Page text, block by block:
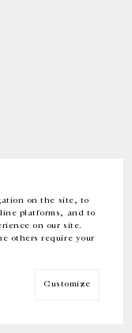
on the site, to
platforms, and to
on our site.
others require your
Customize